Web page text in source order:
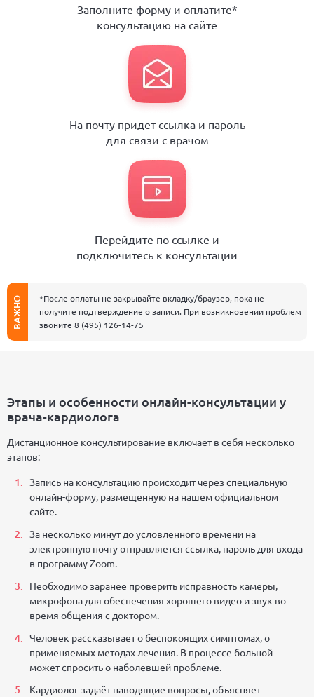
Заполните форму и оплатите*
консультацию на сайте
На почту придет ссылка и пароль
для связи с врачом
Перейдите по ссылке и
подключитесь к консультации
ВАЖНО
*После оплаты не закрывайте вкладку/браузер, пока не
получите подтверждение о записи. При возникновении проблем
звоните 8 (495) 126-14-75
Этапы и особенности онлайн-консультации у
врача-кардиолога
Дистанционное консультирование включает в себя несколько
этапов:
Запись на консультацию происходит через специальную
онлайн-форму, размещенную на нашем официальном
сайте.
За несколько минут до условленного времени на
электронную почту отправляется ссылка, пароль для входа
в программу Zoom.
Необходимо заранее проверить исправность камеры,
микрофона для обеспечения хорошего видео и звук во
время общения с доктором.
Человек рассказывает о беспокоящих симптомах, о
применяемых методах лечения. В процессе больной
может спросить о наболевшей проблеме.
Кардиолог задаёт наводящие вопросы, объясняет